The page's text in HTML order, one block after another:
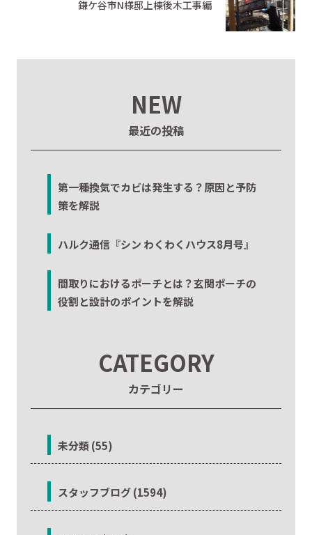
鎌ケ谷市N様邸上棟後木工事編
NEW
最近の投稿
第一種換気でカビは発生する？原因と予防
策を解説
ハルク通信『シン わくわくハウス8月号』
間取りにおけるポーチとは？玄関ポーチの
役割と設計のポイントを解説
CATEGORY
カテゴリー
未分類 (55)
スタッフブログ (1594)